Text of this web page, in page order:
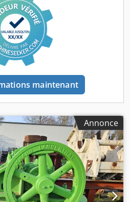
maintenant
Annonce